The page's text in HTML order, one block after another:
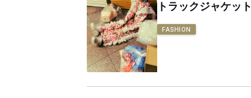
トラックジャケッ
FASHION